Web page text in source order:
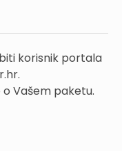
korisnik portala
Vašem paketu.